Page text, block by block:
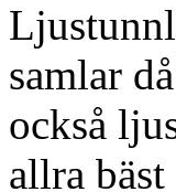
samlar
också
allra